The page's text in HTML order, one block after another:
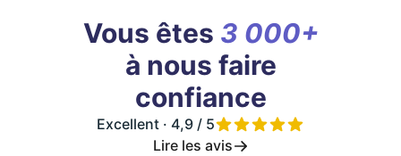
Vous êtes 3 000+
à nous faire
confiance
Excellent · 4,9 / 5
Lire les avis